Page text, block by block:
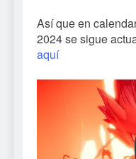
Así que en
2024 se sigue
aquí